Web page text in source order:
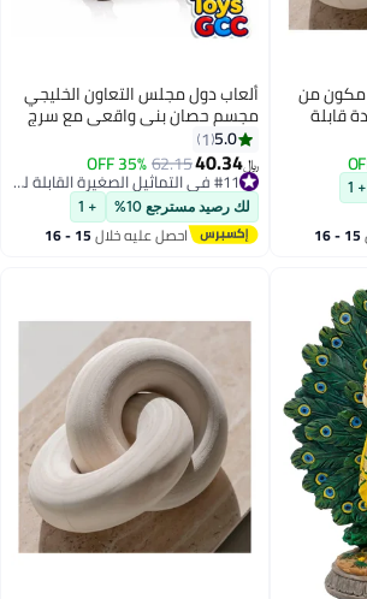
ألعاب دول مجلس التعاون الخليجي
مجسم حصان بني واقعي مع سرج
ولجام، لعبة حصان للفروسية، نموذج
حصان للركوب، لعبة حيوانات
المزرعة، مجسم حصان للأطفال، لعبة
تمثيل الأدوار، حصان للإسطبل، مجسم
حيوان للمزرعة، لعبة تعليمية،
نموذج حصان محاكاة، حصان قابل
﷼‏40.34
62.15
35% OFF
#11 في التماثيل الصغيرة القابلة للتجميع
#11 في التماثيل الصغيرة القابلة للتجميع لك رصيد مسترجع 10% + 1
احصل عليه خلال 15 - 16